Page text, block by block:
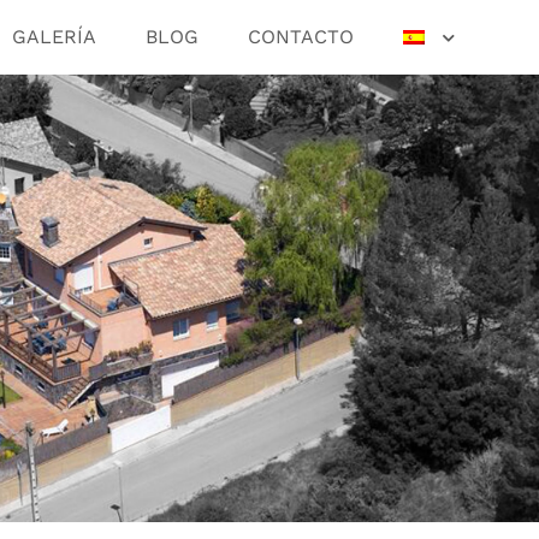
GALERÍA BLOG CONTACTO